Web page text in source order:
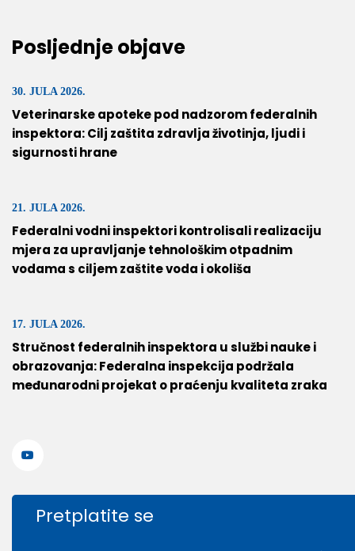
Posljednje objave
30. JULA 2026.
Veterinarske apoteke pod nadzorom federalnih
inspektora: Cilj zaštita zdravlja životinja, ljudi i
sigurnosti hrane
21. JULA 2026.
Federalni vodni inspektori kontrolisali realizaciju
mjera za upravljanje tehnološkim otpadnim
vodama s ciljem zaštite voda i okoliša
17. JULA 2026.
Stručnost federalnih inspektora u službi nauke i
obrazovanja: Federalna inspekcija podržala
međunarodni projekat o praćenju kvaliteta zraka
Pretplatite se